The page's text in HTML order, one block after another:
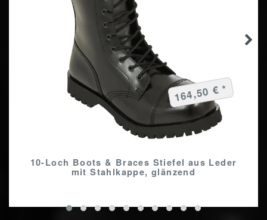
10-Loch Boots & Braces Stiefel aus Leder
mit Stahlkappe, glänzend
164,50 € *